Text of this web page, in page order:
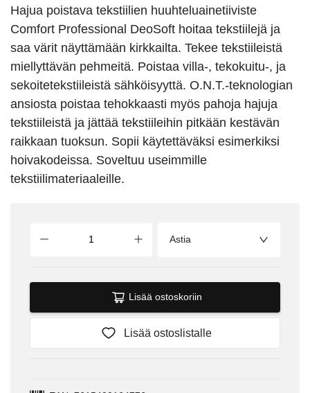
Hajua poistava tekstiilien huuhteluainetiiviste
Comfort Professional DeoSoft hoitaa tekstiilejä ja
saa värit näyttämään kirkkailta. Tekee tekstiileistä
miellyttävän pehmeitä. Poistaa villa-, tekokuitu-, ja
sekoitetekstiileistä sähköisyyttä. O.N.T.-teknologian
ansiosta poistaa tehokkaasti myös pahoja hajuja
tekstiileistä ja jättää tekstiileihin pitkään kestävän
raikkaan tuoksun. Sopii käytettäväksi esimerkiksi
hoivakodeissa. Soveltuu useimmille
tekstiilimateriaaleille.
Astia
Lisää ostoskoriin
Lisää ostoslistalle